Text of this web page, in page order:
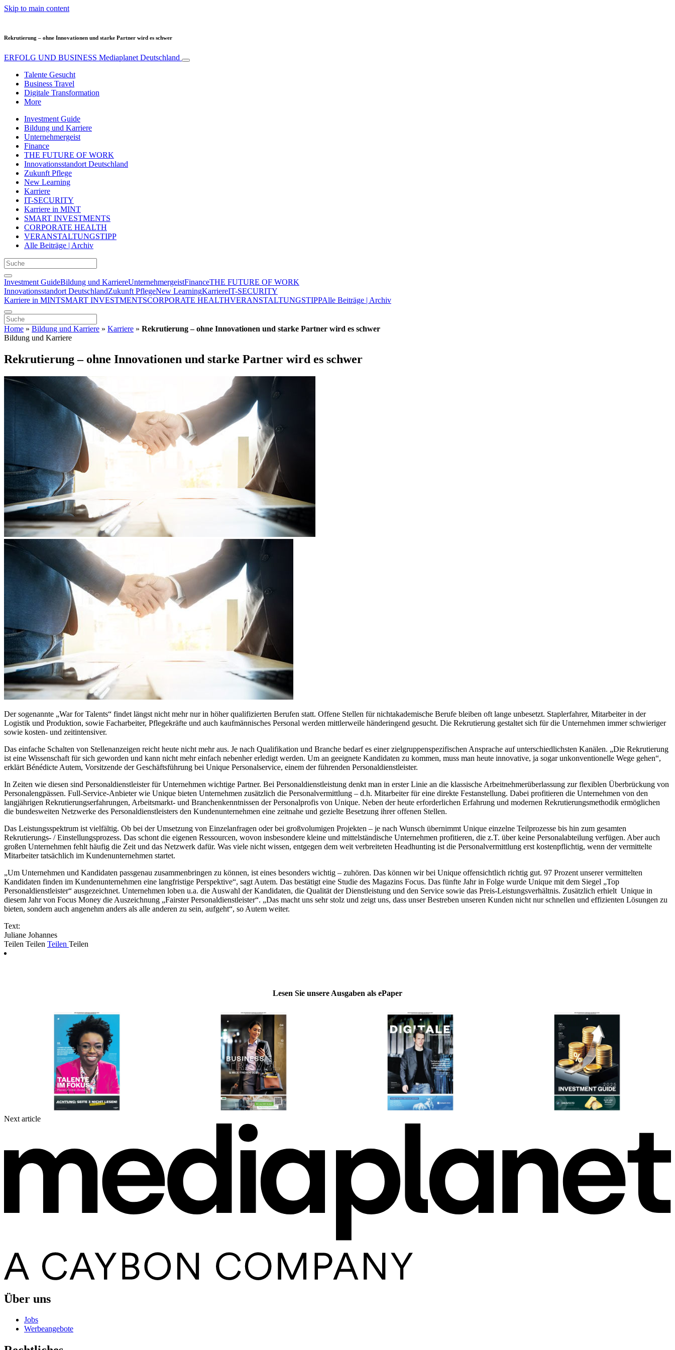
Skip to main content
Rekrutierung – ohne Innovationen und starke Partner wird es schwer
ERFOLG UND BUSINESS Mediaplanet Deutschland
Talente Gesucht
Business Travel
Digitale Transformation
More
Investment Guide
Bildung und Karriere
Unternehmergeist
Finance
THE FUTURE OF WORK
Innovationsstandort Deutschland
Zukunft Pflege
New Learning
Karriere
IT-SECURITY
Karriere in MINT
SMART INVESTMENTS
CORPORATE HEALTH
VERANSTALTUNGSTIPP
Alle Beiträge | Archiv
Investment GuideBildung und KarriereUnternehmergeistFinanceTHE FUTURE OF WORK
Innovationsstandort DeutschlandZukunft PflegeNew LearningKarriereIT-SECURITY
Karriere in MINTSMART INVESTMENTSCORPORATE HEALTHVERANSTALTUNGSTIPPAlle Beiträge | Archiv
Home » Bildung und Karriere » Karriere » Rekrutierung – ohne Innovationen und starke Partner wird es schwer
Bildung und Karriere
Rekrutierung – ohne Innovationen und starke Partner wird es schwer
Der sogenannte „War for Talents“ findet längst nicht mehr nur in höher qualifizierten Berufen statt. Offene Stellen für nichtakademische Berufe bleiben oft lange unbesetzt. Staplerfahrer, Mitarbeiter in der
Logistik und Produktion, sowie Facharbeiter, Pflegekräfte und auch kaufmännisches Personal werden mittlerweile händeringend gesucht. Die Rekrutierung gestaltet sich für die Unternehmen immer schwieriger
sowie kosten- und zeitintensiver.
Das einfache Schalten von Stellenanzeigen reicht heute nicht mehr aus. Je nach Qualifikation und Branche bedarf es einer zielgruppenspezifischen Ansprache auf unterschiedlichsten Kanälen. „Die Rekrutierung
ist eine Wissenschaft für sich geworden und kann nicht mehr einfach nebenher erledigt werden. Um an geeignete Kandidaten zu kommen, muss man heute innovative, ja sogar unkonventionelle Wege gehen“,
erklärt Bénédicte Autem, Vorsitzende der Geschäftsführung bei Unique Personalservice, einem der führenden Personaldienstleister.
In Zeiten wie diesen sind Personaldienstleister für Unternehmen wichtige Partner. Bei Personaldienstleistung denkt man in erster Linie an die klassische Arbeitnehmerüberlassung zur flexiblen Überbrückung von
Personalengpässen. Full-Service-Anbieter wie Unique bieten Unternehmen zusätzlich die Personalvermittlung – d.h. Mitarbeiter für eine direkte Festanstellung. Dabei profitieren die Unternehmen von den
langjährigen Rekrutierungserfahrungen, Arbeitsmarkt- und Branchenkenntnissen der Personalprofis von Unique. Neben der heute erforderlichen Erfahrung und modernen Rekrutierungsmethodik ermöglichen
die bundesweiten Netzwerke des Personaldienstleisters den Kundenunternehmen eine zeitnahe und gezielte Besetzung ihrer offenen Stellen.
Das Leistungsspektrum ist vielfältig. Ob bei der Umsetzung von Einzelanfragen oder bei großvolumigen Projekten – je nach Wunsch übernimmt Unique einzelne Teilprozesse bis hin zum gesamten
Rekrutierungs- / Einstellungsprozess. Das schont die eigenen Ressourcen, wovon insbesondere kleine und mittelständische Unternehmen profitieren, die z.T. über keine Personalabteilung verfügen. Aber auch
großen Unternehmen fehlt häufig die Zeit und das Netzwerk dafür. Was viele nicht wissen, entgegen dem weit verbreiteten Headhunting ist die Personalvermittlung erst kostenpflichtig, wenn der vermittelte
Mitarbeiter tatsächlich im Kundenunternehmen startet.
„Um Unternehmen und Kandidaten passgenau zusammenbringen zu können, ist eines besonders wichtig – zuhören. Das können wir bei Unique offensichtlich richtig gut. 97 Prozent unserer vermittelten
Kandidaten finden im Kundenunternehmen eine langfristige Perspektive“, sagt Autem. Das bestätigt eine Studie des Magazins Focus. Das fünfte Jahr in Folge wurde Unique mit dem Siegel „Top
Personaldienstleister“ ausgezeichnet. Unternehmen loben u.a. die Auswahl der Kandidaten, die Qualität der Dienstleistung und den Service sowie das Preis-Leistungsverhältnis. Zusätzlich erhielt Unique in
diesem Jahr von Focus Money die Auszeichnung „Fairster Personaldienstleister“. „Das macht uns sehr stolz und zeigt uns, dass unser Bestreben unseren Kunden nicht nur schnellen und effizienten Lösungen zu
bieten, sondern auch angenehm anders als alle anderen zu sein, aufgeht“, so Autem weiter.
Text:
Juliane Johannes
Teilen Teilen Teilen Teilen
Lesen Sie unsere Ausgaben als ePaper
Next article
Über uns
Jobs
Werbeangebote